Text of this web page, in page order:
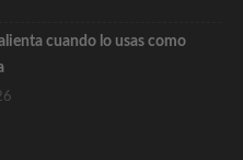
cuando lo usas como